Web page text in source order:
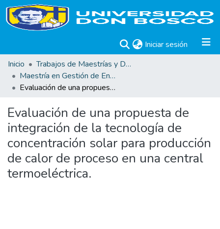
Iniciar sesión (current)
Inicio
Trabajos de Maestrías y Doctorados
Maestría en Gestión de Energías Renovables
Evaluación de una propuesta de integración de la tecnología de concentración solar para producción de calor de proceso en una central termoeléctrica.
Evaluación de una propuesta de
integración de la tecnología de
concentración solar para producción
de calor de proceso en una central
termoeléctrica.